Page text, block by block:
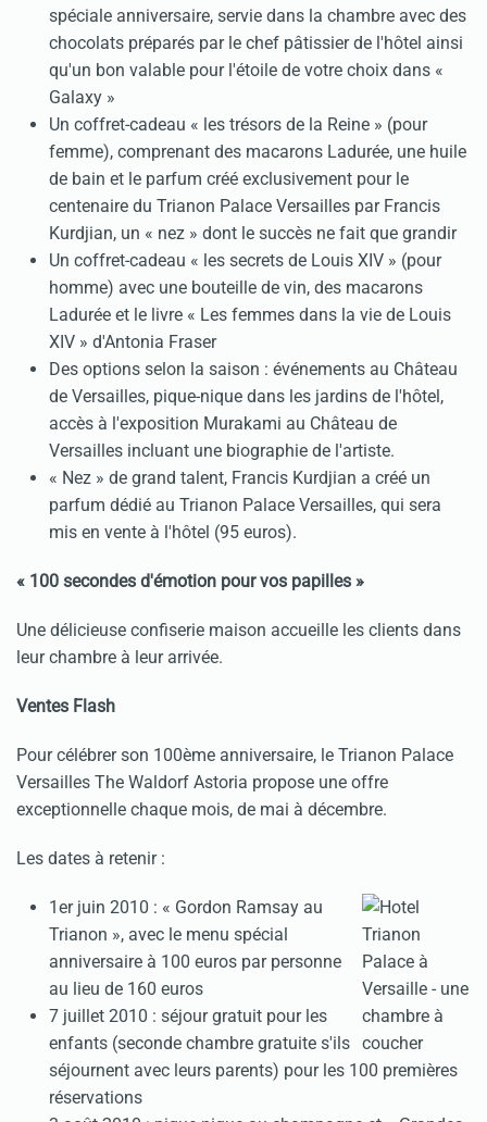
spéciale anniversaire, servie dans la chambre avec des
chocolats préparés par le chef pâtissier de l'hôtel ainsi
qu'un bon valable pour l'étoile de votre choix dans «
Galaxy »
Un coffret-cadeau « les trésors de la Reine » (pour
femme), comprenant des macarons Ladurée, une huile
de bain et le parfum créé exclusivement pour le
centenaire du Trianon Palace Versailles par Francis
Kurdjian, un « nez » dont le succès ne fait que grandir
Un coffret-cadeau « les secrets de Louis XIV » (pour
homme) avec une bouteille de vin, des macarons
Ladurée et le livre « Les femmes dans la vie de Louis
XIV » d'Antonia Fraser
Des options selon la saison : événements au Château
de Versailles, pique-nique dans les jardins de l'hôtel,
accès à l'exposition Murakami au Château de
Versailles incluant une biographie de l'artiste.
« Nez » de grand talent, Francis Kurdjian a créé un
parfum dédié au Trianon Palace Versailles, qui sera
mis en vente à l'hôtel (95 euros).
« 100 secondes d'émotion pour vos papilles »
Une délicieuse confiserie maison accueille les clients dans
leur chambre à leur arrivée.
Ventes Flash
Pour célébrer son 100ème anniversaire, le Trianon Palace
Versailles The Waldorf Astoria propose une offre
exceptionnelle chaque mois, de mai à décembre.
Les dates à retenir :
1er juin 2010 : « Gordon Ramsay au
Trianon », avec le menu spécial
anniversaire à 100 euros par personne
au lieu de 160 euros
7 juillet 2010 : séjour gratuit pour les
enfants (seconde chambre gratuite s'ils
séjournent avec leurs parents) pour les 100 premières
réservations